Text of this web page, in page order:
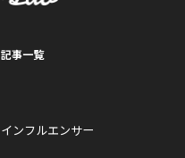
記事一覧
インフルエンサー